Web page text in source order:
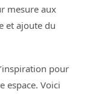
mesure aux
et ajoute du
pour
espace. Voici